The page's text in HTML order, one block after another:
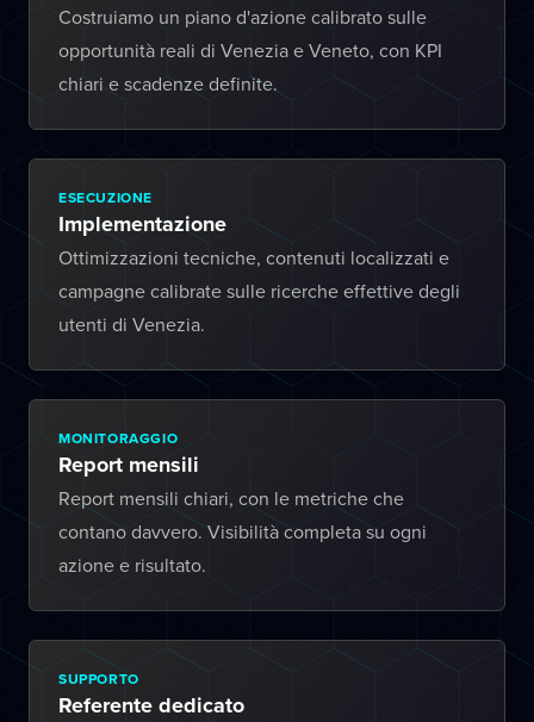
Costruiamo un piano d'azione calibrato sulle
opportunità reali di Venezia e Veneto, con KPI
chiari e scadenze definite.
ESECUZIONE
Implementazione
Ottimizzazioni tecniche, contenuti localizzati e
campagne calibrate sulle ricerche effettive degli
utenti di Venezia.
MONITORAGGIO
Report mensili
Report mensili chiari, con le metriche che
contano davvero. Visibilità completa su ogni
azione e risultato.
SUPPORTO
Referente dedicato